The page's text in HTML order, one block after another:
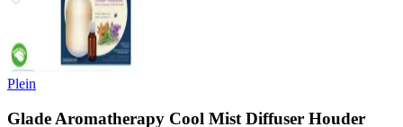
Plein
Glade Aromatherapy Cool Mist Diffuser Houder